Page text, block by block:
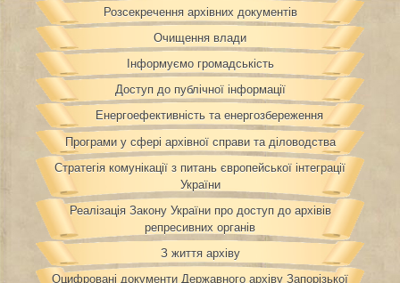
Розсекречення архівних документів
Очищення влади
Інформуємо громадськість
Доступ до публічної інформації
Енергоефективність та енергозбереження
Програми у сфері архівної справи та діловодства
Стратегія комунікації з питань європейської інтеграції
України
Реалізація Закону України про доступ до архівів
репресивних органів
З життя архіву
Оцифровані документи Державного архіву Запорізької